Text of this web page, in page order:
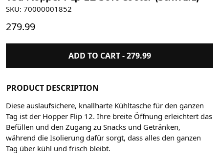
SKU: 70000001852
279.99
ADD TO CART -279.99
PRODUCT DESCRIPTION
Diese auslaufsichere, knallharte Kühltasche für den ganzen
Tag ist der Hopper Flip 12. Ihre breite Öffnung erleichtert das
Befüllen und den Zugang zu Snacks und Getränken,
während die Isolierung dafür sorgt, dass alles den ganzen
Tag über kühl und frisch bleibt.